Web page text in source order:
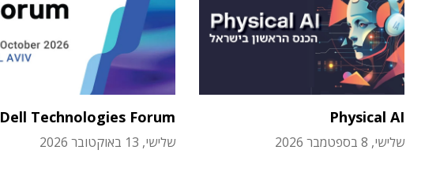
Physical AI
שלישי, 8 בספטמבר 2026
Dell Technologies Forum
שלישי, 13 באוקטובר 2026